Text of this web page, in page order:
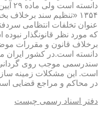
۱۳۵۴ «تنظیم سند
عنوان تخلفات انتظامی
که مورد نظر قانونگذار
برخلاف قانون و مقررات
دانسته است.در کشور ایران
سندرسمی موجب روی
است. این مشکلات زمینه
در محاکم و مراجع قضایی
دفتر اسناد رسمی چیست